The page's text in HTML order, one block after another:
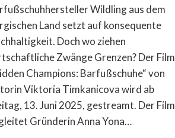
Wildling aus dem
Land setzt auf konsequente
Doch wo ziehen
Zwänge Grenzen? Der Film
Champions: Barfußschuhe“ von
Viktoria Timkanicova wird ab
13. Juni 2025, gestreamt. Der Film
Gründerin Anna Yona…